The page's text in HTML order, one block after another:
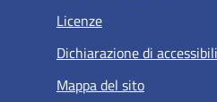
Licenze
Dichiarazione di
Mappa del sito